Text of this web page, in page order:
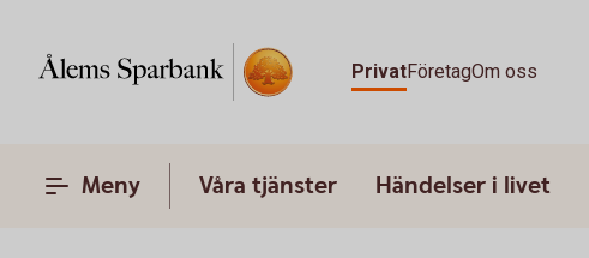
PrivatFöretagOm oss
Meny Våra tjänster Händelser i livet